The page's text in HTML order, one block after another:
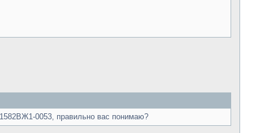
0053, правильно вас понимаю?